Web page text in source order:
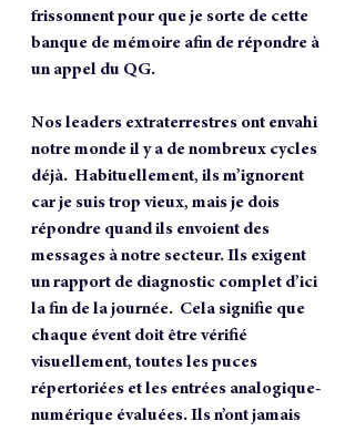
frissonnent pour que je sorte de cette
banque de mémoire afin de répondre à
un appel du QG.
Nos leaders extraterrestres ont envahi
notre monde il y a de nombreux cycles
déjà.  Habituellement, ils m’ignorent
car je suis trop vieux, mais je dois
répondre quand ils envoient des
messages à notre secteur. Ils exigent
un rapport de diagnostic complet d’ici
la fin de la journée.  Cela signifie que
chaque évent doit être vérifié
visuellement, toutes les puces
répertoriées et les entrées analogique-
numérique évaluées. Ils n’ont jamais